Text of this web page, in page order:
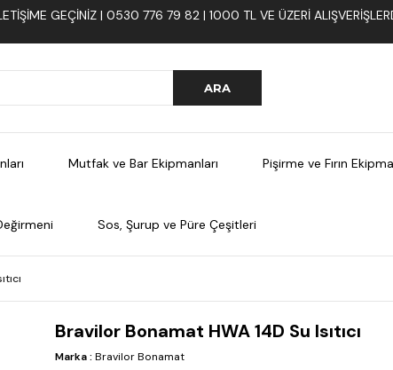
GEÇINIZ | 0530 776 79 82 | 1000 TL VE ÜZERI
Mutfak ve Bar Ekipmanları Pişirme ve Fırın
Sos, Şurup ve Püre Çeşitleri
Bravilor Bonamat HWA 14D Su Isıtıcı
Marka: Bravilor Bonamat